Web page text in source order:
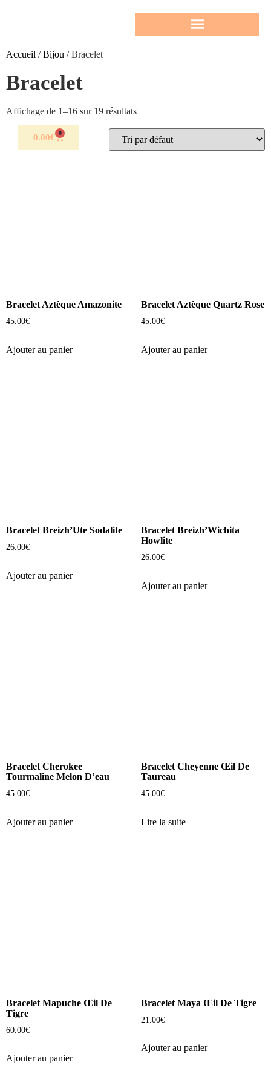
0.00€ 0
Accueil /Bijou / Bracelet
Bracelet
Affichage de 1–16 sur 19 résultats
Bracelet Aztèque Amazonite
45.00€
Ajouter au panier
Bracelet Aztèque Quartz Rose
45.00€
Ajouter au panier
Bracelet Breizh’Ute Sodalite
26.00€
Ajouter au panier
Bracelet Breizh’Wichita
Howlite
26.00€
Ajouter au panier
Bracelet Cherokee
Tourmaline Melon D’eau
45.00€
Ajouter au panier
Bracelet Cheyenne Œil De
Taureau
45.00€
Lire la suite
Bracelet Mapuche Œil De
Tigre
60.00€
Ajouter au panier
Bracelet Maya Œil De Tigre
21.00€
Ajouter au panier